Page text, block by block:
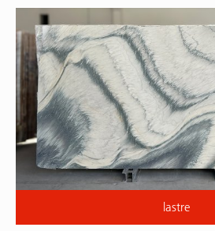
lastre